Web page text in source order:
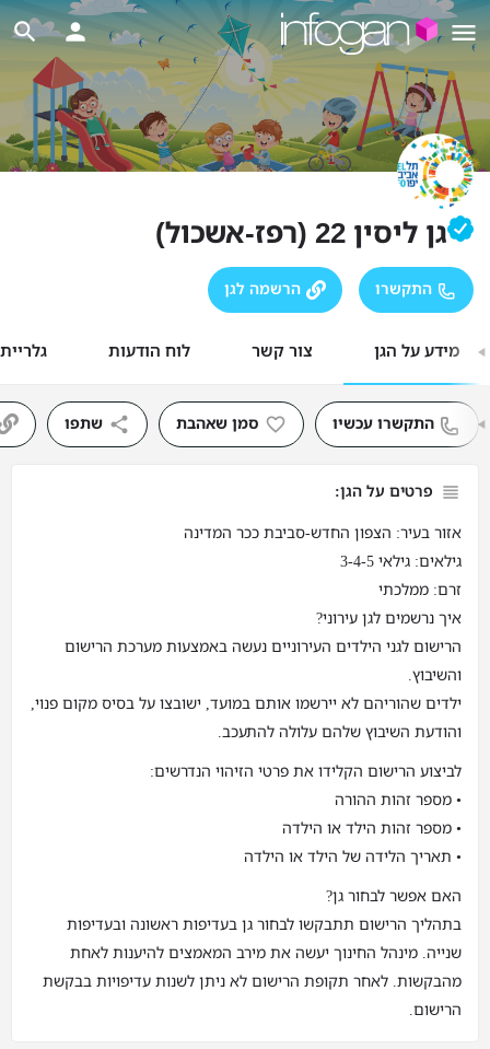
גן ליסין 22 (רפז-אשכול)
התקשרו הרשמה לגן
מידע על הגן צור קשר לוח הודעות
התקשרו עכשיו סמן שאהבת שתפו
פרטים על הגן:
אזור בעיר: הצפון החדש-סביבת ככר המדינה
גילאים: גילאי 3-4-5
זרם: ממלכתי
איך נרשמים לגן עירוני?
הרישום לגני הילדים העירוניים נעשה באמצעות מערכת הרישום
והשיבוץ.
ילדים שהוריהם לא יירשמו אותם במועד, ישובצו על בסיס מקום פנוי,
והודעת השיבוץ שלהם עלולה להתעכב.
לביצוע הרישום הקלידו את פרטי הזיהוי הנדרשים:
• מספר זהות ההורה
• מספר זהות הילד או הילדה
• תאריך הלידה של הילד או הילדה
האם אפשר לבחור גן?
בתהליך הרישום תתבקשו לבחור גן בעדיפות ראשונה ובעדיפות
שנייה. מינהל החינוך יעשה את מירב המאמצים להיענות לאחת
מהבקשות. לאחר תקופת הרישום לא ניתן לשנות עדיפויות בבקשת
הרישום.